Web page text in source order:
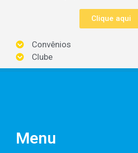
Clique aqui
Convênios
Clube
Menu